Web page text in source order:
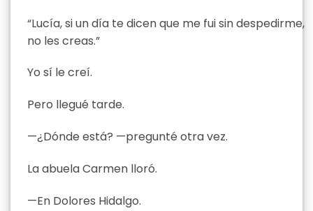
“Lucía, si un día te dicen que me fui sin despedirme,
no les creas.”
Yo sí le creí.
Pero llegué tarde.
—¿Dónde está? —pregunté otra vez.
La abuela Carmen lloró.
—En Dolores Hidalgo.